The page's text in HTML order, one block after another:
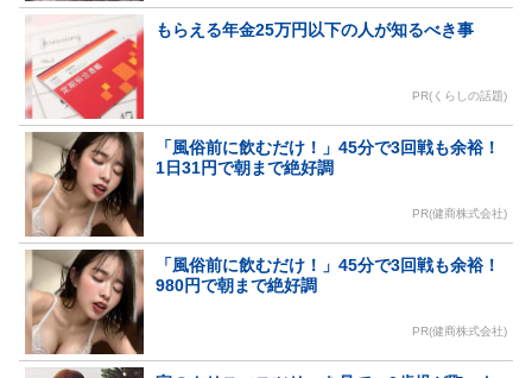
もらえる年金25万円以下の人が知るべき事
PR(くらしの話題)
「風俗前に飲むだけ！」45分で3回戦も余裕！
1日31円で朝まで絶好調
PR(健商株式会社)
「風俗前に飲むだけ！」45分で3回戦も余裕！
980円で朝まで絶好調
PR(健商株式会社)